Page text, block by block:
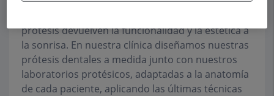
prótesis devuelven la funcionalidad y la estética a
la sonrisa. En nuestra clínica diseñamos nuestras
prótesis dentales a medida junto con nuestros
laboratorios protésicos, adaptadas a la anatomía
de cada paciente, aplicando las últimas técnicas